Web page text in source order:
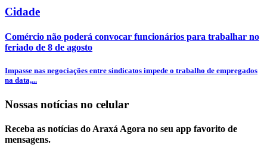
Cidade
Comércio não poderá convocar funcionários para trabalhar no
feriado de 8 de agosto
Impasse nas negociações entre sindicatos impede o trabalho de empregados
na data,...
Nossas notícias no celular
Receba as notícias do Araxá Agora no seu app favorito de
mensagens.